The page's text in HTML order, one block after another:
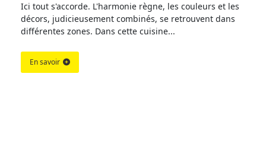
Ici tout s'accorde. L'harmonie règne, les couleurs et les
décors, judicieusement combinés, se retrouvent dans
différentes zones. Dans cette cuisine...
En savoir